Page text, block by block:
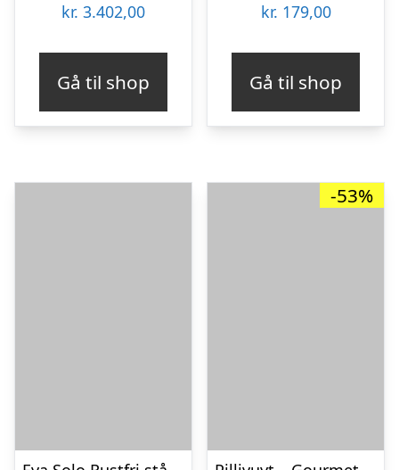
kr. 3.402,00
Gå til shop
kr. 179,00
Gå til shop
-53%